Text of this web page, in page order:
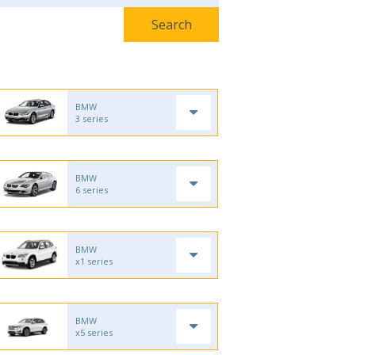
BMW
3 series
BMW
6 series
BMW
x1 series
BMW
x5 series